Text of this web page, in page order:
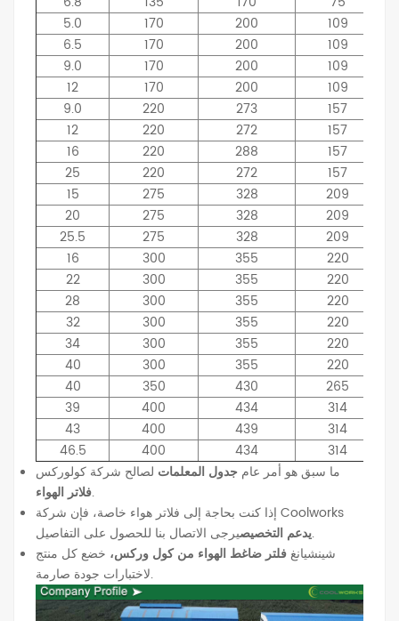
5.0
170 200
109
6.5
170 200
109
9.0
170 200
109
12
170 200
109
9.0
220 273
157
12
220 272
157
16
220 288
157
25
220 272
157
15
275 328
209
20
275 328
209
25.5
275 328
209
16
300 355
220
22
300 355
220
28
300 355
220
32
300 355
220
34
300 355
220
40
300 355
220
40
350 430
265
39
400 434
314
43
400 439
314
46.5
400 434
314
ما سبق هو أمر عام جدول المعلمات لصالح شركة كولوركس
فلاتر الهواء.
إذا كنت بحاجة إلى فلاتر هواء خاصة، فإن شركة Coolworks
يدعم التخصيصيرجى الاتصال بنا للحصول على التفاصيل.
شينشيانغ فلتر ضاغط الهواء من كول وركس، خضع كل منتج
لاختبارات جودة صارمة.